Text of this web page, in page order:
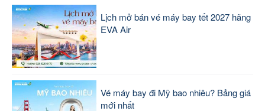
Lịch mở bán vé máy bay tết 2027 hãng
EVA Air
Vé máy bay đi Mỹ bao nhiêu? Bảng giá
mới nhất